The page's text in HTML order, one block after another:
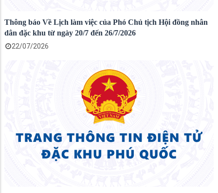
Thông báo Về Lịch làm việc của Phó Chủ tịch Hội đồng nhân
dân đặc khu từ ngày 20/7 đến 26/7/2026
22/07/2026